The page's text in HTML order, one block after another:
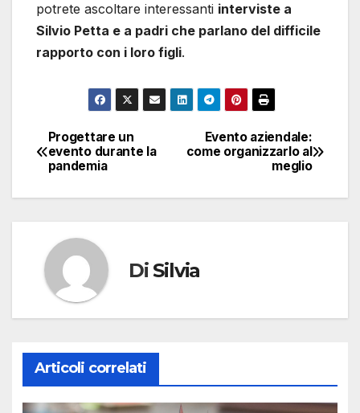
potrete ascoltare interessanti interviste a
Silvio Petta e a padri che parlano del difficile
rapporto con i loro figli.
Navigazione
articoli
Evento aziendale:
come organizzarlo al
meglio
Progettare un
evento durante la
pandemia
Di Silvia
Articoli correlati